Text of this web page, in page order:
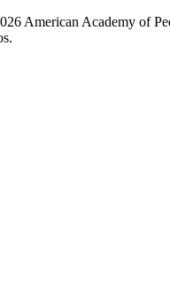
American Academy of